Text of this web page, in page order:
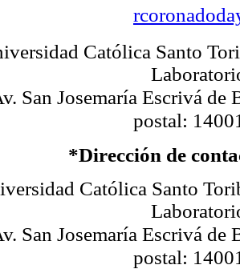
Católica Santo
San Josemaría Escrivá de
postal:
*Dirección de
Católica Santo
San Josemaría Escrivá de
postal: